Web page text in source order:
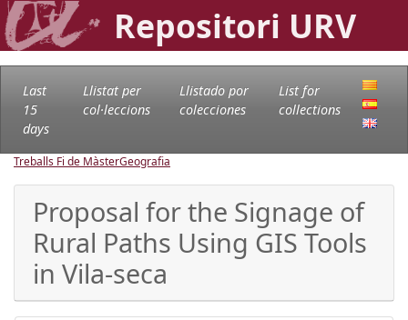
Repositori URV
Last
15
days
Llistat per
col·leccions
Llistado por
colecciones
List for
collections
Treballs Fi de MàsterGeografia
Proposal for the Signage of
Rural Paths Using GIS Tools
in Vila-seca